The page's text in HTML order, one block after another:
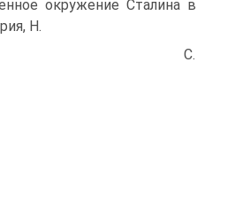
окружение Сталина в
Н.
С.